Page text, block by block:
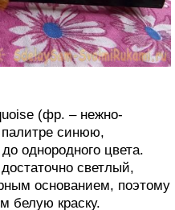
(фр. – нежно-
синюю,
однородного цвета.
светлый,
основанием, поэтому
белую краску.